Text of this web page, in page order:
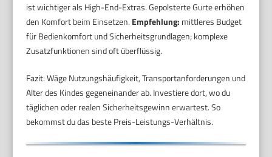
ist wichtiger als High-End-Extras. Gepolsterte Gurte erhöhen
den Komfort beim Einsetzen. Empfehlung: mittleres Budget
für Bedienkomfort und Sicherheitsgrundlagen; komplexe
Zusatzfunktionen sind oft überflüssig.
Fazit: Wäge Nutzungshäufigkeit, Transportanforderungen und
Alter des Kindes gegeneinander ab. Investiere dort, wo du
täglichen oder realen Sicherheitsgewinn erwartest. So
bekommst du das beste Preis-Leistungs-Verhältnis.